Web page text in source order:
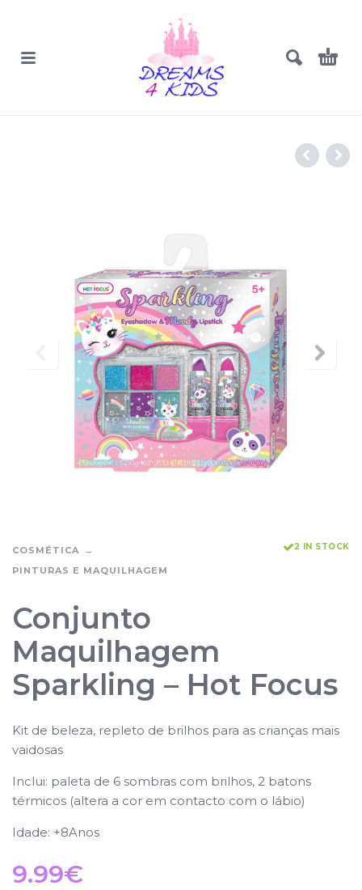
COSMÉTICA
PINTURAS E MAQUILHAGEM
2 IN STOCK
Conjunto
Maquilhagem
Sparkling – Hot Focus
Kit de beleza, repleto de brilhos para as crianças mais
vaidosas
Inclui: paleta de 6 sombras com brilhos, 2 batons
térmicos (altera a cor em contacto com o lábio)
Idade: +8Anos
9.99€